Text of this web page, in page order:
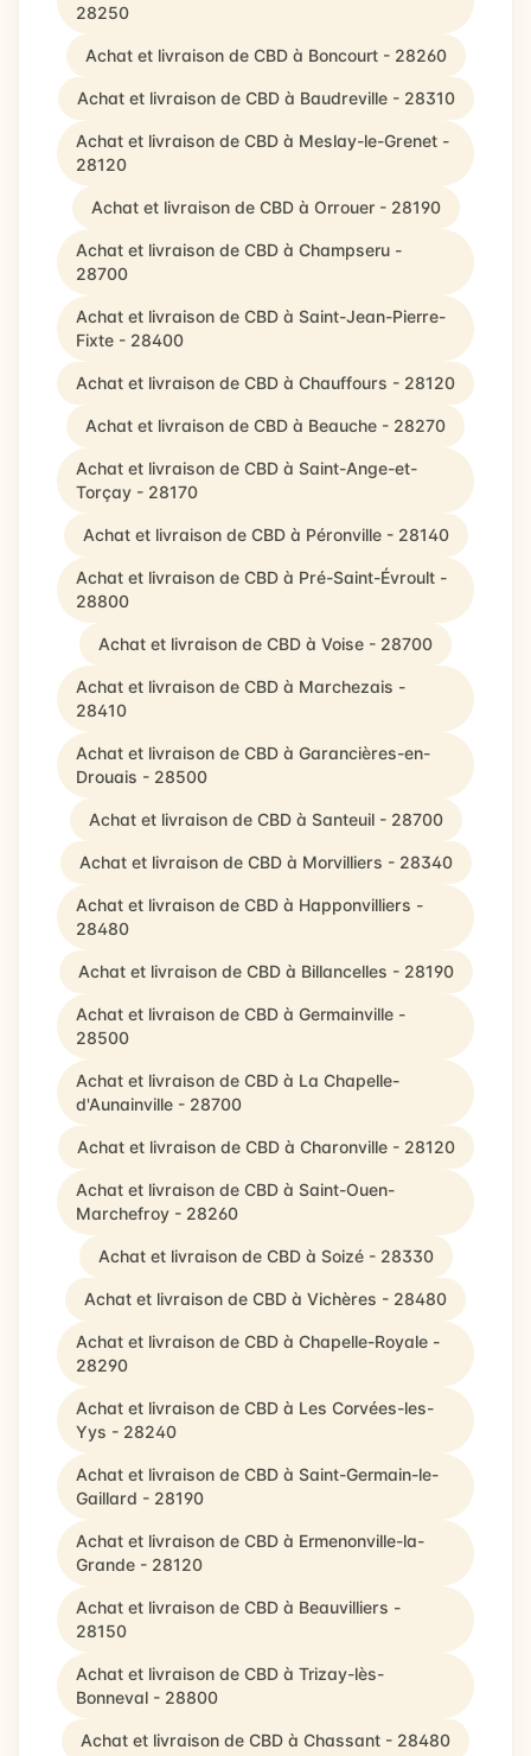
28250
Achat et livraison de CBD à Boncourt - 28260
Achat et livraison de CBD à Baudreville - 28310
Achat et livraison de CBD à Meslay-le-Grenet -
28120
Achat et livraison de CBD à Orrouer - 28190
Achat et livraison de CBD à Champseru -
28700
Achat et livraison de CBD à Saint-Jean-Pierre-
Fixte - 28400
Achat et livraison de CBD à Chauffours - 28120
Achat et livraison de CBD à Beauche - 28270
Achat et livraison de CBD à Saint-Ange-et-
Torçay - 28170
Achat et livraison de CBD à Péronville - 28140
Achat et livraison de CBD à Pré-Saint-Évroult -
28800
Achat et livraison de CBD à Voise - 28700
Achat et livraison de CBD à Marchezais -
28410
Achat et livraison de CBD à Garancières-en-
Drouais - 28500
Achat et livraison de CBD à Santeuil - 28700
Achat et livraison de CBD à Morvilliers - 28340
Achat et livraison de CBD à Happonvilliers -
28480
Achat et livraison de CBD à Billancelles - 28190
Achat et livraison de CBD à Germainville -
28500
Achat et livraison de CBD à La Chapelle-
d'Aunainville - 28700
Achat et livraison de CBD à Charonville - 28120
Achat et livraison de CBD à Saint-Ouen-
Marchefroy - 28260
Achat et livraison de CBD à Soizé - 28330
Achat et livraison de CBD à Vichères - 28480
Achat et livraison de CBD à Chapelle-Royale -
28290
Achat et livraison de CBD à Les Corvées-les-
Yys - 28240
Achat et livraison de CBD à Saint-Germain-le-
Gaillard - 28190
Achat et livraison de CBD à Ermenonville-la-
Grande - 28120
Achat et livraison de CBD à Beauvilliers -
28150
Achat et livraison de CBD à Trizay-lès-
Bonneval - 28800
Achat et livraison de CBD à Chassant - 28480